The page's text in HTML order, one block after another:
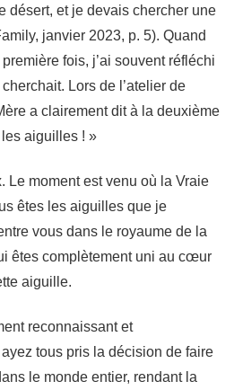
désert, et je devais chercher une
janvier 2023, p. 5). Quand
fois, j’ai souvent réfléchi
Lors de l’atelier de
a clairement dit à la deuxième
aiguilles ! »
Le moment est venu où la Vraie
êtes les aiguilles que je
vous dans le royaume de la
êtes complètement uni au cœur
aiguille.
reconnaissant et
tous pris la décision de faire
le monde entier, rendant la